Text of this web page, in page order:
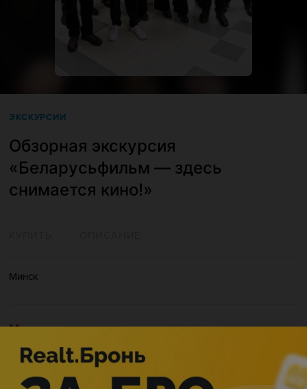
ЭКСКУРСИИ
Обзорная экскурсия
«Беларусьфильм — здесь
снимается кино!»
Минск
Мероприятие в этом городе уже прошло